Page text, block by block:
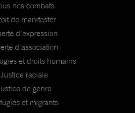
nos combats
de manifester
d'expression
d'association
et droits humains
Justice raciale
de genre
et migrants